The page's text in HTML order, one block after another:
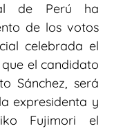
de Perú ha
de los votos
celebrada el
el candidato
Sánchez, será
expresidenta y
Fujimori el